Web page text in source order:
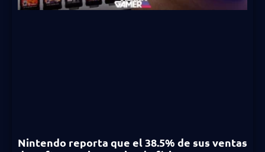
Nintendo reporta que el 38.5% de sus ventas